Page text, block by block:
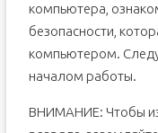
компьютера,
безопасности,
компьютером.
началом работы.
ВНИМАНИЕ: Чтобы